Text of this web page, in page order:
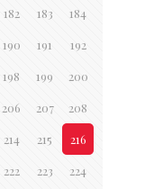
182 183 184
190 191 192
198 199 200
206 207 208
214 215 216
222 223 224